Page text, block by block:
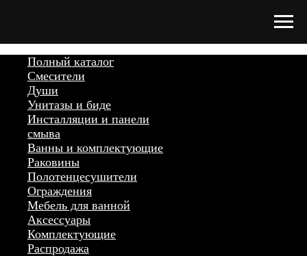
Полный каталог
Смесители
Души
Унитазы и биде
Инсталляции и панели
смыва
Ванны и комплектующие
Раковины
Полотенцесушители
Ограждения
Мебель для ванной
Аксессуары
Комплектующие
Распродажа